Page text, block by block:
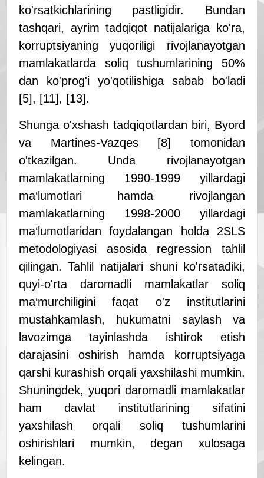
ko'rsatkichlarining pastligidir. Bundan
tashqari, ayrim tadqiqot natijalariga ko'ra,
korruptsiyaning yuqoriligi rivojlanayotgan
mamlakatlarda soliq tushumlarining 50%
dan ko'prog'i yo'qotilishiga sabab bo'ladi
[5], [11], [13].
Shunga o'xshash tadqiqotlardan biri, Byord
va Martines-Vazqes [8] tomonidan
o'tkazilgan. Unda rivojlanayotgan
mamlakatlarning 1990-1999 yillardagi
ma‘lumotlari hamda rivojlangan
mamlakatlarning 1998-2000 yillardagi
ma‘lumotlaridan foydalangan holda 2SLS
metodologiyasi asosida regression tahlil
qilingan. Tahlil natijalari shuni ko'rsatadiki,
quyi-o'rta daromadli mamlakatlar soliq
ma‘murchiligini faqat o'z institutlarini
mustahkamlash, hukumatni saylash va
lavozimga tayinlashda ishtirok etish
darajasini oshirish hamda korruptsiyaga
qarshi kurashish orqali yaxshilashi mumkin.
Shuningdek, yuqori daromadli mamlakatlar
ham davlat institutlarining sifatini
yaxshilash orqali soliq tushumlarini
oshirishlari mumkin, degan xulosaga
kelingan.